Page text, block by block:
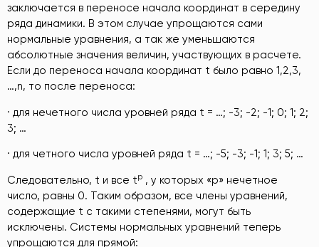
заключается в переносе начала координат в середину
ряда динамики. В этом случае упрощаются сами
нормальные уравнения, а так же уменьшаются
абсолютные значения величин, участвующих в расчете.
Если до переноса начала координат t было равно 1,2,3,
…,n, то после переноса:
· для нечетного числа уровней ряда t = …; -3; -2; -1; 0; 1; 2;
3; …
· для четного числа уровней ряда t = …; -5; -3; -1; 1; 3; 5; …
Следовательно, t и все tp , у которых «р» нечетное
число, равны 0. Таким образом, все члены уравнений,
содержащие t с такими степенями, могут быть
исключены. Системы нормальных уравнений теперь
упрощаются для прямой: